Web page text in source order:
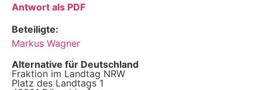
Antwort als PDF
Beteiligte:
Markus Wagner
Alternative für Deutschland
Fraktion im Landtag NRW
Platz des Landtags 1